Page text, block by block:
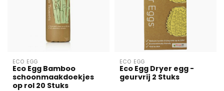
ECO EGG
Eco Egg Bamboo
schoonmaakdoekjes
op rol 20 Stuks
ECO EGG
Eco Egg Dryer egg -
geurvrij 2 Stuks